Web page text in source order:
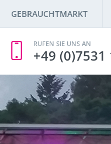
GEBRAUCHTMARKT
RUFEN SIE UNS AN
+49 (0)7531